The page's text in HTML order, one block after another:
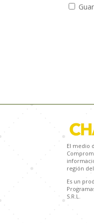
El medio
región del
Es un
S.R.L.